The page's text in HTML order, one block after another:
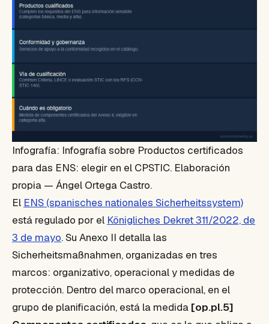
Infografía: Infografía sobre Productos certificados
para das ENS: elegir en el CPSTIC. Elaboración
propia — Ángel Ortega Castro.
El ENS (spanisches nationales Sicherheitssystem)
está regulado por el Königliches Dekret 311/2022, de
3 de mayo. Su Anexo II detalla las
Sicherheitsmaßnahmen, organizadas en tres
marcos: organizativo, operacional y medidas de
protección. Dentro del marco operacional, en el
grupo de planificación, está la medida [op.pl.5]